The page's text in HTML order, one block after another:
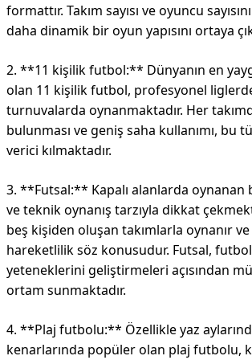
formattır. Takım sayısı ve oyuncu
daha dinamik bir oyun yapısını ortaya
2. **11 kişilik futbol:** Dünyanın en
olan 11 kişilik futbol, profesyonel
turnuvalarda oynanmaktadır. Her
bulunması ve geniş saha kullanımı, bu
verici kılmaktadır.
3. **Futsal:** Kapalı alanlarda oynanan
ve teknik oynanış tarzıyla dikkat
beş kişiden oluşan takımlarla oynanır
hareketlilik söz konusudur. Futsal,
yeteneklerini geliştirmeleri açısından
ortam sunmaktadır.
4. **Plaj futbolu:** Özellikle yaz
kenarlarında popüler olan plaj futbolu,